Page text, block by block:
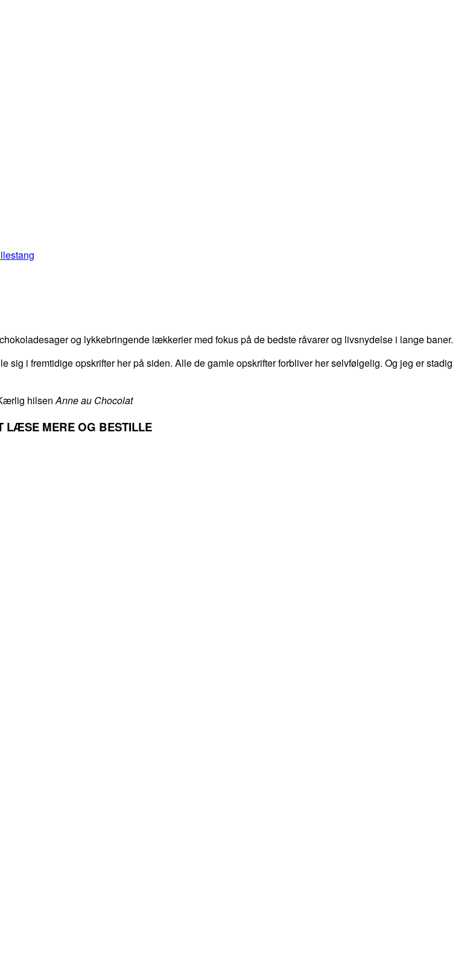
og lykkebringende lækkerier med fokus på de bedste råvarer og livsnydelse i lange baner.
sig i fremtidige opskrifter her på siden. Alle de gamle opskrifter forbliver her selvfølgelig. Og jeg er stadig
hilsenAnne au Chocolat
LÆSE MERE OG BESTILLE